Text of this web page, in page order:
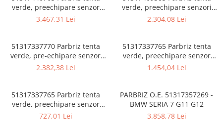
Rama radiator
Spălător far
Suport aripa
Suport radiator
Traversa
verde, preechipare senzor
ploaie, HUD - BMW X5 G05 F95
3.467,31 Lei
verde, preechipare senzori
ploaie/lumina, anticondens,
2.304,08 Lei
51317337770 Parbriz tenta
verde, pre-echipare senzor
ploaie, RLSBS/HUD/KAFAS -
2.382,38 Lei
51317337765 Parbriz tenta
verde, preechipare senzor
ploaie, RLSBS - BMW X4 F26
1.454,04 Lei
51317337765 Parbriz tenta
verde, preechipare senzor
ploaie, RLSBS - BMW X4 F26
727,01 Lei
PARBRIZ O.E. 51317357269 -
BMW SERIA 7 G11 G12
3.858,78 Lei